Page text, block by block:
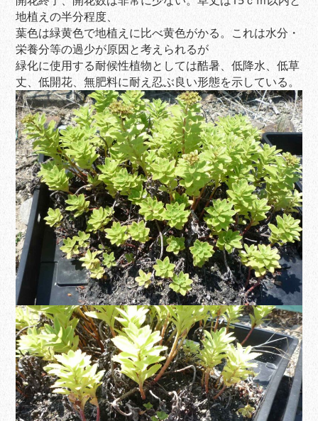
地植えの半分程度、
葉色は緑黄色で地植えに比べ黄色がかる。これは水分・
栄養分等の過少が原因と考えられるが
緑化に使用する耐候性植物としては酷暑、低降水、低草
丈、低開花、無肥料に耐え忍ぶ良い形態を示している。